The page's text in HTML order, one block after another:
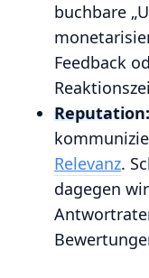
buchbare
Feedback
Reputation:
Relevanz.
dagegen